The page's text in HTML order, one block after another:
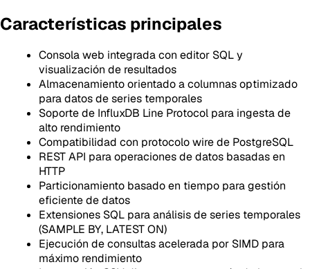
Características principales
Consola web integrada con editor SQL y
visualización de resultados
Almacenamiento orientado a columnas optimizado
para datos de series temporales
Soporte de InfluxDB Line Protocol para ingesta de
alto rendimiento
Compatibilidad con protocolo wire de PostgreSQL
REST API para operaciones de datos basadas en
HTTP
Particionamiento basado en tiempo para gestión
eficiente de datos
Extensiones SQL para análisis de series temporales
(SAMPLE BY, LATEST ON)
Ejecución de consultas acelerada por SIMD para
máximo rendimiento